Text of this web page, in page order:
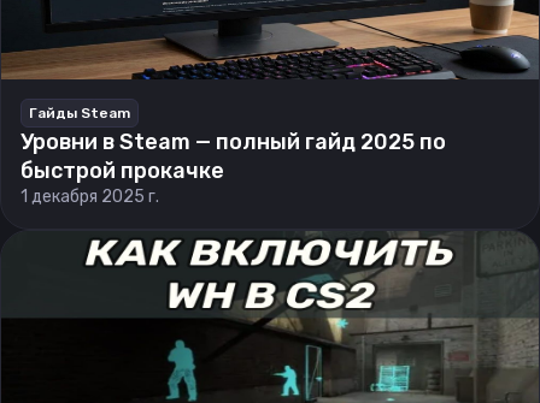
Гайды Steam
Уровни в Steam — полный гайд 2025 по
быстрой прокачке
1 декабря 2025 г.